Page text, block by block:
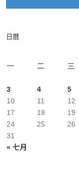
日曆
一
二 三
« 七月
3
4 5
10
11 12
17
18 19
24
25 26
31